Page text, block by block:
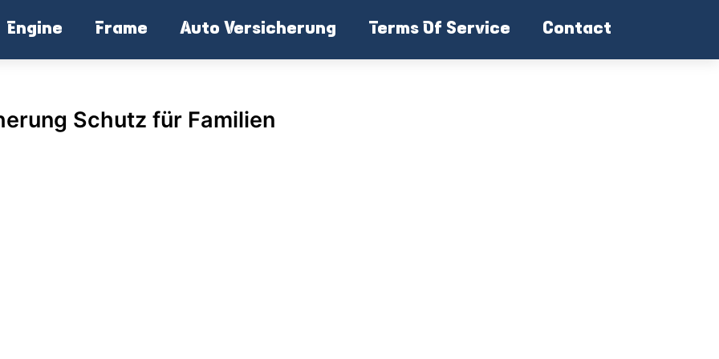
Engine Frame Auto Versicherung Terms Of Service Contact
Schutz für Familien